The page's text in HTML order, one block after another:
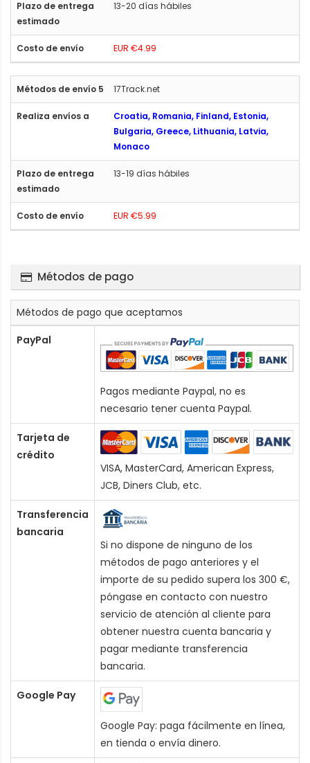
13-20 días hábiles
EUR €4.99
17Track.net
Croatia, Romania, Finland, Estonia,
Bulgaria, Greece, Lithuania, Latvia,
Monaco
13-19 días hábiles
EUR €5.99
Métodos de pago
Métodos de pago que aceptamos
PayPal
Pagos mediante Paypal, no es
necesario tener cuenta Paypal.
Tarjeta de
crédito
VISA, MasterCard, American Express,
JCB, Diners Club, etc.
Transferencia
bancaria
Si no dispone de ninguno de los
métodos de pago anteriores y el
importe de su pedido supera los 300 €,
póngase en contacto con nuestro
servicio de atención al cliente para
obtener nuestra cuenta bancaria y
pagar mediante transferencia
bancaria.
Google Pay
Google Pay: paga fácilmente en línea,
en tienda o envía dinero.